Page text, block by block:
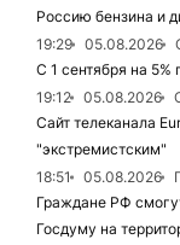
Россию бензина и
19:29
05.08.2026
С 1 сентября на
19:12
05.08.2026
Сайт телеканала
"экстремистским"
18:51
05.08.2026
Граждане РФ
Госдуму на